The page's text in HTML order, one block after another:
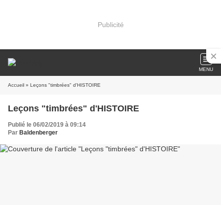
Publicité
MENU
Accueil » Leçons "timbrées" d'HISTOIRE
Leçons "timbrées" d'HISTOIRE
Publié le 06/02/2019 à 09:14
Par Baldenberger